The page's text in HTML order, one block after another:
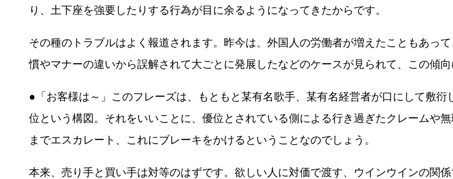
り、土下座を強要したりする行為が目に余るようになってきたからです。
その種のトラブルはよく報道されます。昨今は、外国人の労働者が増えたこともあっ
慣やマナーの違いから誤解されて大ごとに発展したなどのケースが見られて、この傾向
●「お客様は～」このフレーズは、もともと某有名歌手、某有名経営者が口にして敷
位という構図。それをいいことに、優位とされている側による行き過ぎたクレームや
までエスカレート、これにブレーキをかけるということなのでしょう。
本来、売り手と買い手は対等のはずです。欲しい人に対価で渡す、ウインウインの関